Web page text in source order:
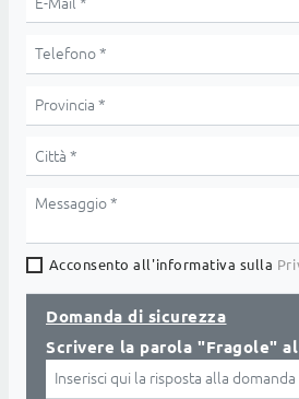
Acconsento all'informativa sulla
Domanda di sicurezza
Scrivere la parola "Fragole"